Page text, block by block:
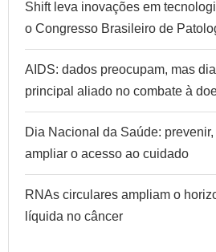
Shift leva inovações em
o Congresso Brasileiro de
AIDS: dados preocupam, mas
principal aliado no combate à
Dia Nacional da Saúde:
ampliar o acesso ao cuidado
RNAs circulares ampliam o
líquida no câncer